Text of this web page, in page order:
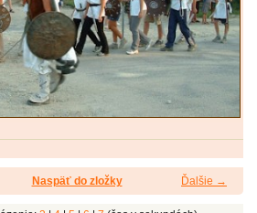
Ďalšie →
Naspäť do zložky